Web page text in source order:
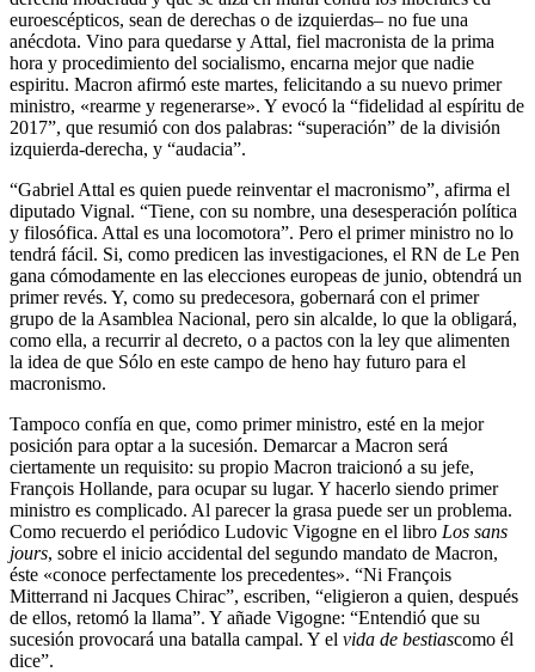
euroescépticos, sean de derechas o de izquierdas– no fue una
anécdota. Vino para quedarse y Attal, fiel macronista de la prima
hora y procedimiento del socialismo, encarna mejor que nadie
espiritu. Macron afirmó este martes, felicitando a su nuevo primer
ministro, «rearme y regenerarse». Y evocó la “fidelidad al espíritu de
2017”, que resumió con dos palabras: “superación” de la división
izquierda-derecha, y “audacia”.
“Gabriel Attal es quien puede reinventar el macronismo”, afirma el
diputado Vignal. “Tiene, con su nombre, una desesperación política
y filosófica. Attal es una locomotora”. Pero el primer ministro no lo
tendrá fácil. Si, como predicen las investigaciones, el RN de Le Pen
gana cómodamente en las elecciones europeas de junio, obtendrá un
primer revés. Y, como su predecesora, gobernará con el primer
grupo de la Asamblea Nacional, pero sin alcalde, lo que la obligará,
como ella, a recurrir al decreto, o a pactos con la ley que alimenten
la idea de que Sólo en este campo de heno hay futuro para el
macronismo.
Tampoco confía en que, como primer ministro, esté en la mejor
posición para optar a la sucesión. Demarcar a Macron será
ciertamente un requisito: su propio Macron traicionó a su jefe,
François Hollande, para ocupar su lugar. Y hacerlo siendo primer
ministro es complicado. Al parecer la grasa puede ser un problema.
Como recuerdo el periódico Ludovic Vigogne en el libro Los sans
jours, sobre el inicio accidental del segundo mandato de Macron,
éste «conoce perfectamente los precedentes». “Ni François
Mitterrand ni Jacques Chirac”, escriben, “eligieron a quien, después
de ellos, retomó la llama”. Y añade Vigogne: “Entendió que su
sucesión provocará una batalla campal. Y el vida de bestiascomo él
dice”.